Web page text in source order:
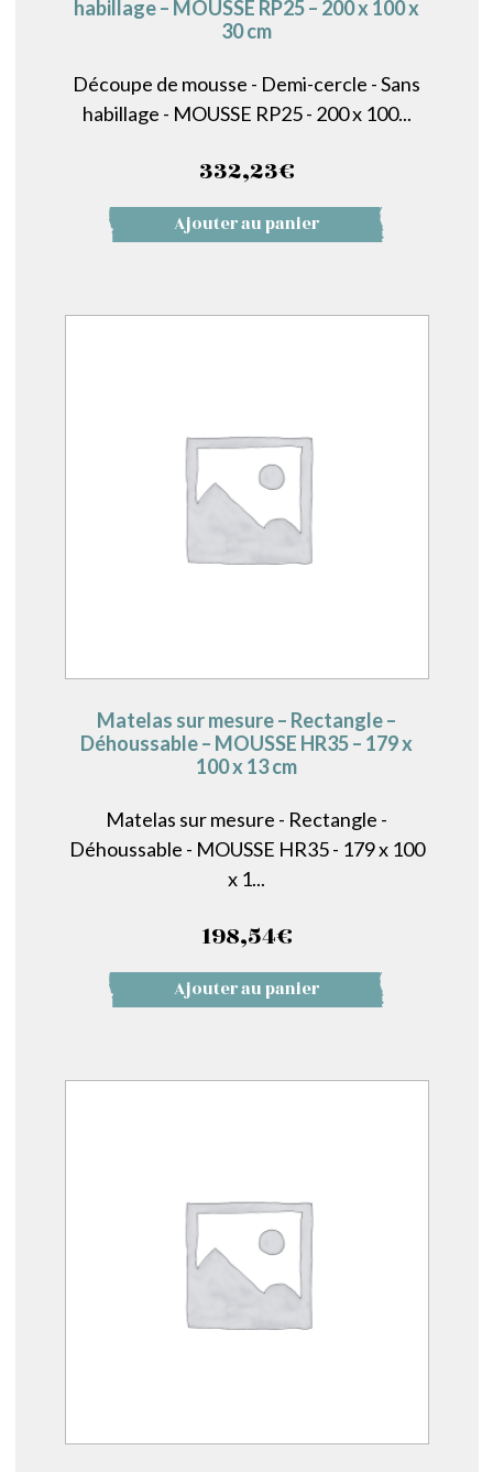
habillage – MOUSSE RP25 – 200 x 100 x
30 cm
Découpe de mousse - Demi-cercle - Sans
habillage - MOUSSE RP25 - 200 x 100...
332,23€
Ajouter au panier
Matelas sur mesure – Rectangle –
Déhoussable – MOUSSE HR35 – 179 x
100 x 13 cm
Matelas sur mesure - Rectangle -
Déhoussable - MOUSSE HR35 - 179 x 100
x 1...
198,54€
Ajouter au panier